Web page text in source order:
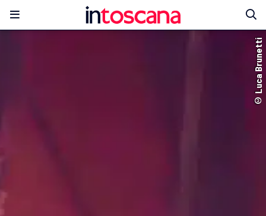
© Luca Brunetti